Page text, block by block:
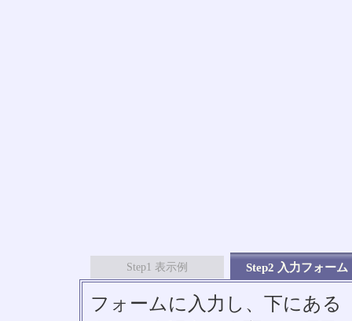
Step1 表示例 Step2 入力フォーム
フォームに入力し、下にあ